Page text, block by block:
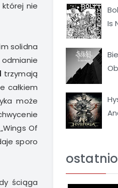
której nie
solidna
trzymają
całkiem
może
Of
sporo
ściąga
Is